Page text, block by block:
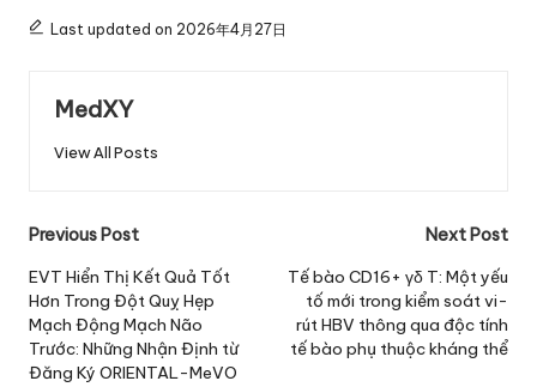
Last updated on 2026年4月27日
MedXY
View All Posts
Post
navigation
Previous Post
EVT Hiển Thị Kết Quả Tốt
Hơn Trong Đột Quỵ Hẹp
Mạch Động Mạch Não
Trước: Những Nhận Định từ
Đăng Ký ORIENTAL-MeVO
Next Post
Tế bào CD16+ γδ T: Một yếu
tố mới trong kiểm soát vi-
rút HBV thông qua độc tính
tế bào phụ thuộc kháng thể